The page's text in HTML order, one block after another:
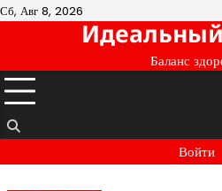
Перейти
Сб, Авг 8, 2026
Баланс
Войти